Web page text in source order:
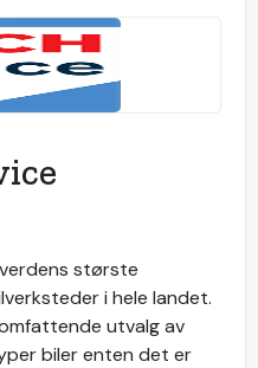
største
i hele landet.
utvalg av
biler enten det er